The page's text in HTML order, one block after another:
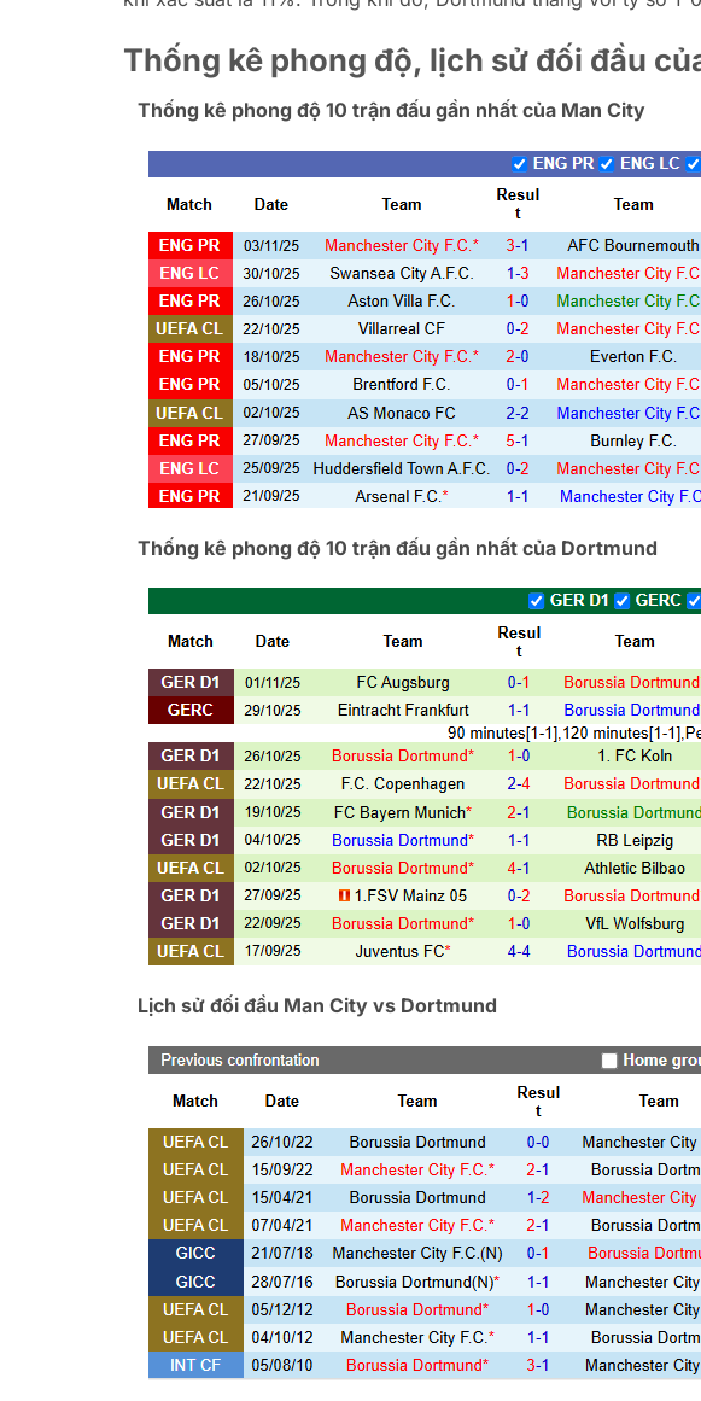
Thống kê phong độ, lịch sử đối đầu
Thống kê phong độ 10 trận đấu gần nhất của Man City
Thống kê phong độ 10 trận đấu gần nhất của Dortmund
Lịch sử đối đầu Man City vs Dortmund